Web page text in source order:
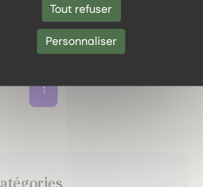
Tout refuser
Personnaliser
Ajouter
Stock disponible :
1